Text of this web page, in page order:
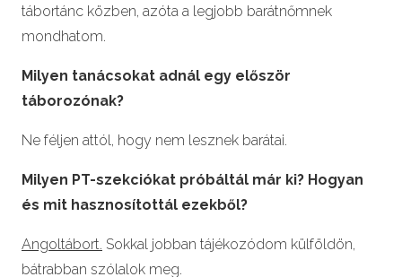
tábortánc közben, azóta a legjobb barátnőmnek
mondhatom.
Milyen tanácsokat adnál egy először
táborozónak?
Ne féljen attól, hogy nem lesznek barátai.
Milyen PT-szekciókat próbáltál már ki? Hogyan
és mit hasznosítottál ezekből?
Angoltábort. Sokkal jobban tájékozódom külföldön,
bátrabban szólalok meg.